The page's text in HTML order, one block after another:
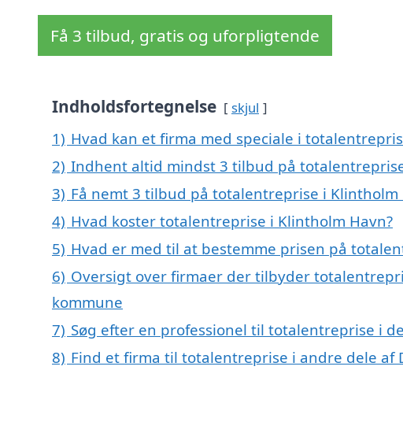
Få 3 tilbud, gratis og uforpligtende
Indholdsfortegnelse skjul
1) Hvad kan et firma med speciale i
2) Indhent altid mindst 3 tilbud på
3) Få nemt 3 tilbud på totalentreprise i
4) Hvad koster totalentreprise i Klintholm Havn?
5) Hvad er med til at bestemme prisen på
6) Oversigt over firmaer der tilbyder
kommune
7) Søg efter en professionel til totalentreprise i
8) Find et firma til totalentreprise i andre dele af